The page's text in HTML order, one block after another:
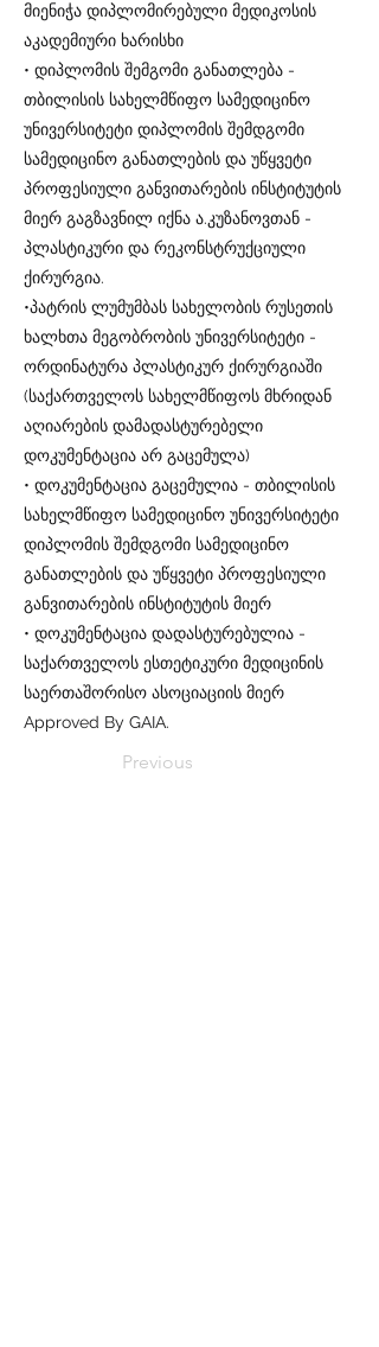
მიენიჭა დიპლომირებული მედიკოსის
აკადემიური ხარისხი
• დიპლომის შემგომი განათლება -
თბილისის სახელმწიფო სამედიცინო
უნივერსიტეტი დიპლომის შემდგომი
სამედიცინო განათლების და უწყვეტი
პროფესიული განვითარების ინსტიტუტის
მიერ გაგზავნილ იქნა ა.კუზანოვთან -
პლასტიკური და რეკონსტრუქციული
ქირურგია.
•პატრის ლუმუმბას სახელობის რუსეთის
ხალხთა მეგობრობის უნივერსიტეტი -
ორდინატურა პლასტიკურ ქირურგიაში
(საქართველოს სახელმწიფოს მხრიდან
აღიარების დამადასტურებელი
დოკუმენტაცია არ გაცემულა)
• დოკუმენტაცია გაცემულია - თბილისის
სახელმწიფო სამედიცინო უნივერსიტეტი
დიპლომის შემდგომი სამედიცინო
განათლების და უწყვეტი პროფესიული
განვითარების ინსტიტუტის მიერ
• დოკუმენტაცია დადასტურებულია -
საქართველოს ესთეტიკური მედიცინის
საერთაშორისო ასოციაციის მიერ
Approved By GAIA.
Previous